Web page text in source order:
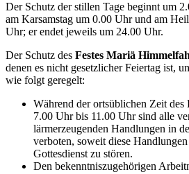
Der Schutz der stillen Tage beginnt um
am Karsamstag um 0.00 Uhr und am
Uhr; er endet jeweils um 24.00 Uhr.
Der Schutz des Festes Mariä
denen es nicht gesetzlicher Feiertag ist,
wie folgt geregelt:
Während der ortsüblichen Zeit des
7.00 Uhr bis 11.00 Uhr sind alle
lärmerzeugenden Handlungen in
verboten, soweit diese
Gottesdienst zu stören.
Den bekenntniszugehörigen